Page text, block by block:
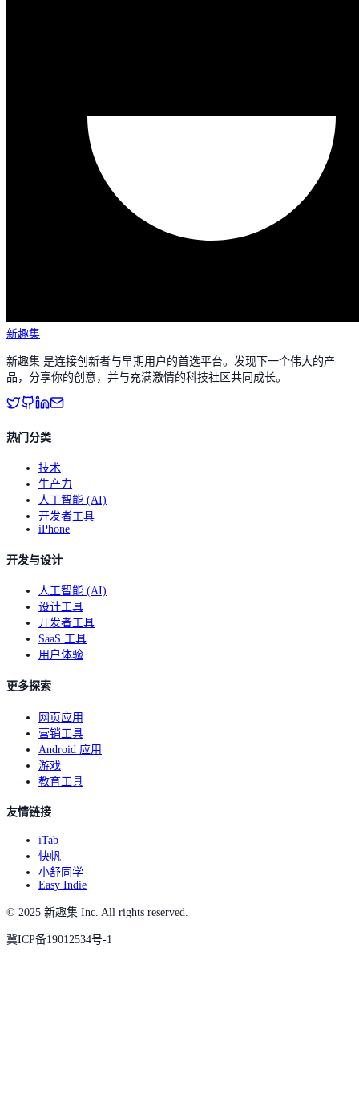
新趣集
新趣集 是连接创新者与早期用户的首选平台。发现下一个伟大的产
品，分享你的创意，并与充满激情的科技社区共同成长。
热门分类
技术
生产力
人工智能 (AI)
开发者工具
iPhone
开发与设计
人工智能 (AI)
设计工具
开发者工具
SaaS 工具
用户体验
更多探索
网页应用
营销工具
Android 应用
游戏
教育工具
友情链接
iTab
快帆
小舒同学
Easy Indie
© 2025 新趣集 Inc. All rights reserved.
冀ICP备19012534号-1